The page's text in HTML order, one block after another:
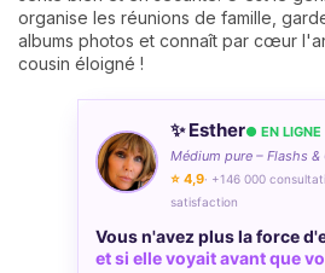
organise les réunions de famille,
albums photos et connaît par cœur
cousin éloigné !
✨ Esther● EN LIGNE
Médium pure – Flashs &
⭐ 4,9· +146 000
satisfaction
Vous n'avez plus la force
et si elle voyait avant que